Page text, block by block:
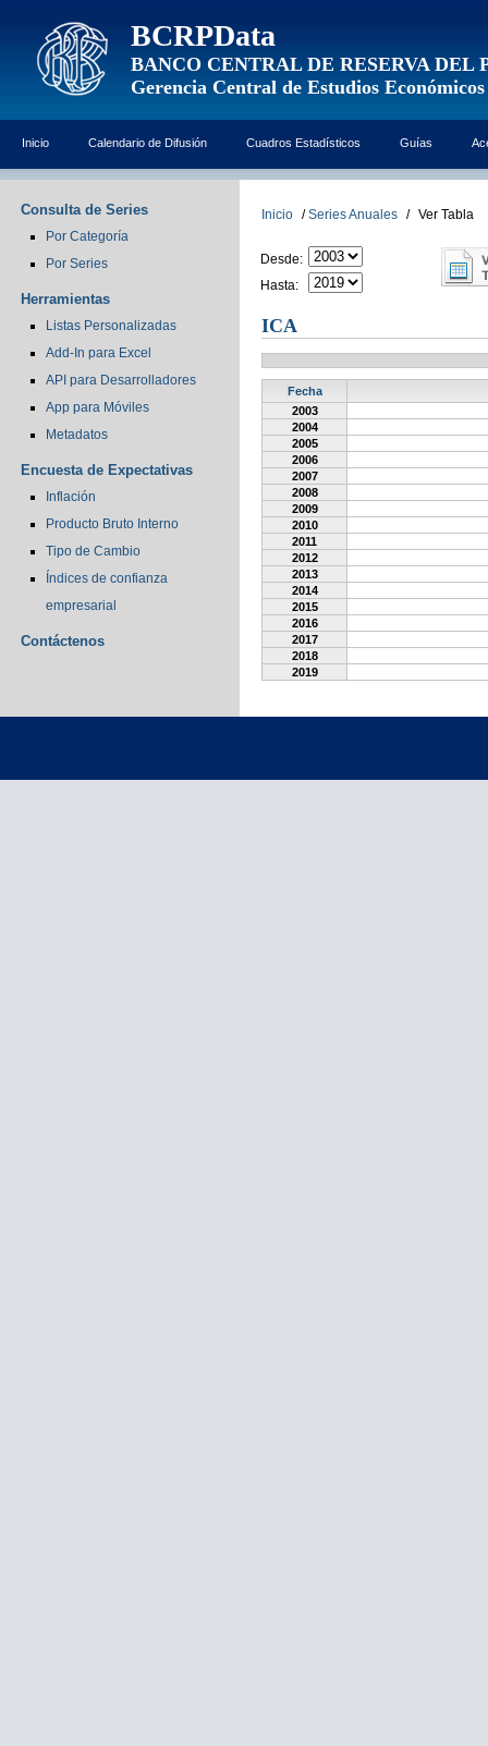
BCRPData
BANCO CENTRAL DE RESERVA DEL
Gerencia Central de Estudios Económicos
Inicio Calendario de Difusión Cuadros Estadísticos Guías
Consulta de Series
Por Categoría
Por Series
Herramientas
Listas Personalizadas
Add-In para Excel
API para Desarrolladores
App para Móviles
Metadatos
Encuesta de Expectativas
Inflación
Producto Bruto Interno
Tipo de Cambio
Índices de confianza
empresarial
Contáctenos
Inicio / Series Anuales / Ver Tabla
Desde:
Hasta:
ICA
Fecha
2003
2004
2005
2006
2007
2008
2009
2010
2011
2012
2013
2014
2015
2016
2017
2018
2019